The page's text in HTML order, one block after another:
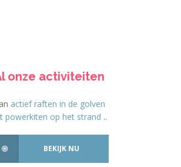
onze activiteiten
actief raften in de golven
powerkiten op het strand ..
BEKIJK NU